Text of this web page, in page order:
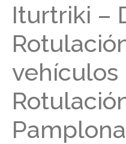
Iturtriki –
vehículos
Pamplona